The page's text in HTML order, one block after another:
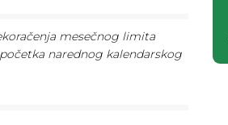
mesečnog limita
narednog kalendarskog